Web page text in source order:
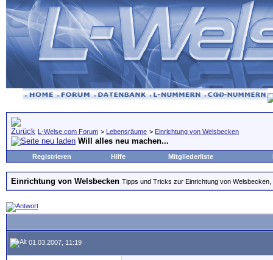
L-Welse.com Forum > Lebensräume > Einrichtung von Welsbecken
Will alles neu machen...
Registrieren Hilfe Mitgliederliste
Einrichtung von Welsbecken Tipps und Tricks zur Einrichtung von
01.03.2007, 11:19